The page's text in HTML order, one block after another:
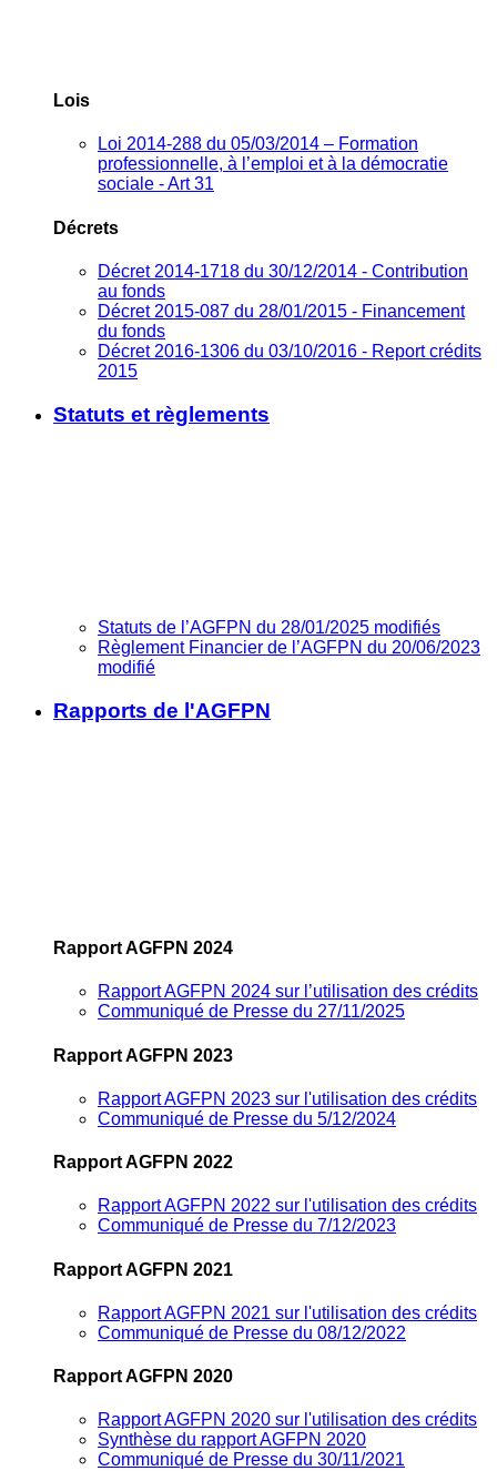
Lois
Loi 2014-288 du 05/03/2014 – Formation
professionnelle, à l’emploi et à la démocratie
sociale - Art 31
Décrets
Décret 2014-1718 du 30/12/2014 - Contribution
au fonds
Décret 2015-087 du 28/01/2015 - Financement
du fonds
Décret 2016-1306 du 03/10/2016 - Report crédits
2015
Statuts et règlements
Statuts de l’AGFPN du 28/01/2025 modifiés
Règlement Financier de l’AGFPN du 20/06/2023
modifié
Rapports de l'AGFPN
Rapport AGFPN 2024
Rapport AGFPN 2024 sur l’utilisation des crédits
Communiqué de Presse du 27/11/2025
Rapport AGFPN 2023
Rapport AGFPN 2023 sur l'utilisation des crédits
Communiqué de Presse du 5/12/2024
Rapport AGFPN 2022
Rapport AGFPN 2022 sur l'utilisation des crédits
Communiqué de Presse du 7/12/2023
Rapport AGFPN 2021
Rapport AGFPN 2021 sur l'utilisation des crédits
Communiqué de Presse du 08/12/2022
Rapport AGFPN 2020
Rapport AGFPN 2020 sur l'utilisation des crédits
Synthèse du rapport AGFPN 2020
Communiqué de Presse du 30/11/2021